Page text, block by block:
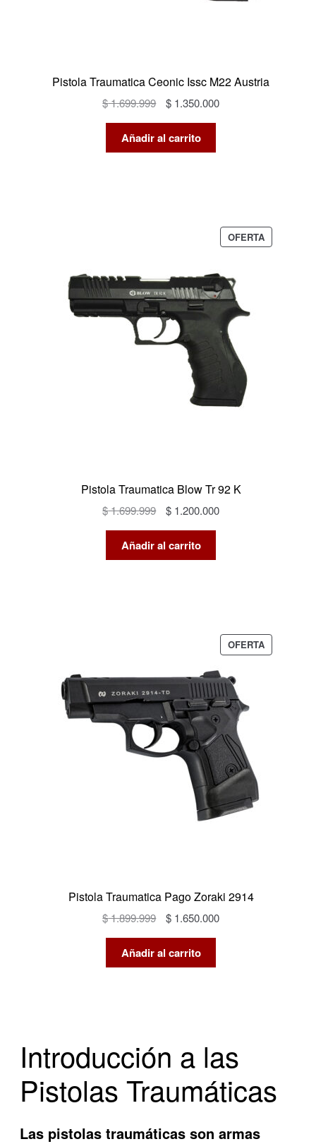
Pistola Traumatica Ceonic Issc M22 Austria
$1.699.999
El
original
era:
$1.350.000El
Añadir al carrito
OFERTAPRODUCTO
EN
Pistola Traumatica Blow Tr 92 K
$1.699.999
El
original
era:
$1.200.000El
Añadir al carrito
OFERTAPRODUCTO
EN
Pistola Traumatica Pago Zoraki 2914
$1.899.999
El
original
era:
$1.650.000El
Añadir al carrito
Introducción a las
Pistolas Traumáticas
Las pistolas traumáticas son armas